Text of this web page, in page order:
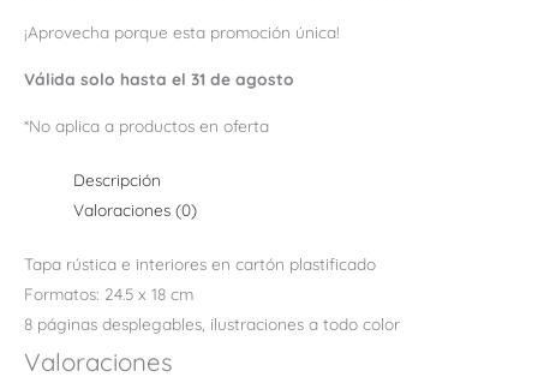
¡Aprovecha porque esta promoción única!
Válida solo hasta el 31 de agosto
*No aplica a productos en oferta
Descripción
Valoraciones (0)
Tapa rústica e interiores en cartón plastificado
Formatos: 24.5 x 18 cm
8 páginas desplegables, ilustraciones a todo color
Valoraciones